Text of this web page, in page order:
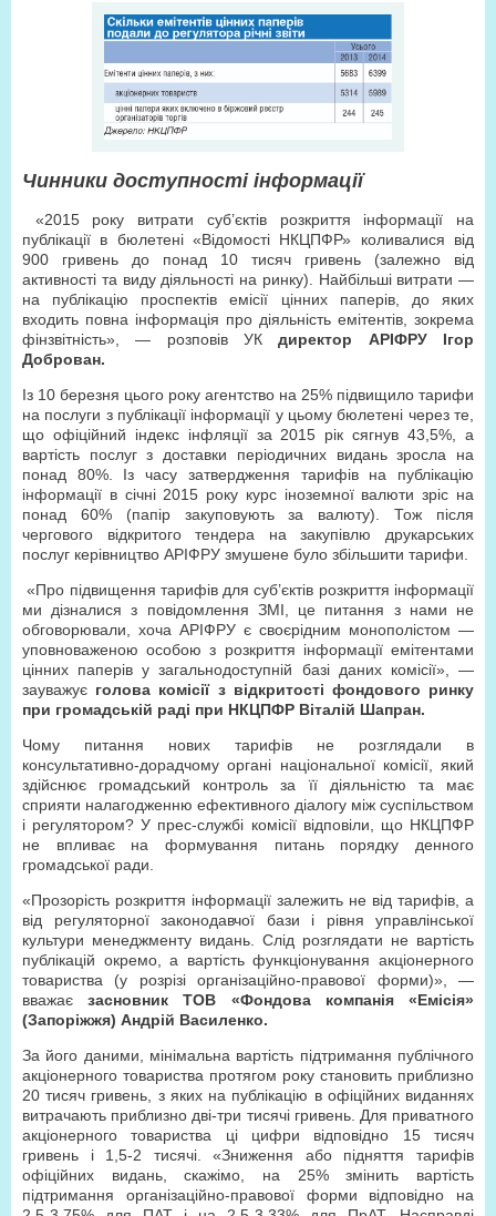
Чинники доступності інформації
«2015 року витрати суб’єктів розкриття інформації на
публікації в бюлетені «Відомості НКЦПФР» коливалися від
900 гривень до понад 10 тисяч гривень (залежно від
активності та виду діяльності на ринку). Найбільші витрати —
на публікацію проспектів емісії цінних паперів, до яких
входить повна інформація про діяльність емітентів, зокрема
фінзвітність», — розповів УКдиректор АРІФРУ Ігор
Доброван.
Із 10 березня цього року агентство на 25% підвищило тарифи
на послуги з публікації інформації у цьому бюлетені через те,
що офіційний індекс інфляції за 2015 рік сягнув 43,5%, а
вартість послуг з доставки періодичних видань зросла на
понад 80%. Із часу затвердження тарифів на публікацію
інформації в січні 2015 року курс іноземної валюти зріс на
понад 60% (папір закуповують за валюту). Тож після
чергового відкритого тендера на закупівлю друкарських
послуг керівництво АРІФРУ змушене було збільшити тарифи.
«Про підвищення тарифів для суб’єктів розкриття інформації
ми дізналися з повідомлення ЗМІ, це питання з нами не
обговорювали, хоча АРІФРУ є своєрідним монополістом —
уповноваженою особою з розкриття інформації емітентами
цінних паперів у загальнодоступній базі даних комісії», —
зауважує голова комісії з відкритості фондового ринку
при громадській раді при НКЦПФР Віталій Шапран.
Чому питання нових тарифів не розглядали в
консультативно-дорадчому органі національної комісії, який
здійснює громадський контроль за її діяльністю та має
сприяти налагодженню ефективного діалогу між суспільством
і регулятором? У прес-службі комісії відповіли, що НКЦПФР
не впливає на формування питань порядку денного
громадської ради.
«Прозорість розкриття інформації залежить не від тарифів, а
від регуляторної законодавчої бази і рівня управлінської
культури менеджменту видань. Слід розглядати не вартість
публікацій окремо, а вартість функціонування акціонерного
товариства (у розрізі організаційно-правової форми)», —
вважаєзасновник ТОВ «Фондова компанія «Емісія»
(Запоріжжя) Андрій Василенко.
За його даними, мінімальна вартість підтримання публічного
акціонерного товариства протягом року становить приблизно
20 тисяч гривень, з яких на публікацію в офіційних виданнях
витрачають приблизно дві-три тисячі гривень. Для приватного
акціонерного товариства ці цифри відповідно 15 тисяч
гривень і 1,5-2 тисячі. «Зниження або підняття тарифів
офіційних видань, скажімо, на 25% змінить вартість
підтримання організаційно-правової форми відповідно на